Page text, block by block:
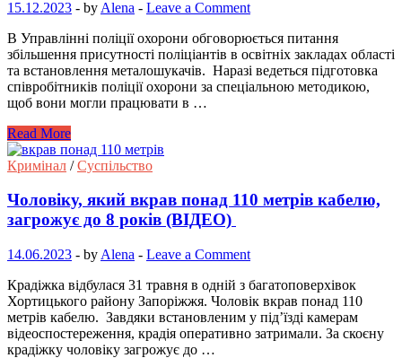
15.12.2023 - by Alena - Leave a Comment
В Управлінні поліції охорони обговорюється питання
збільшення присутності поліціантів в освітніх закладах області
та встановлення металошукачів. Наразі ведеться підготовка
співробітників поліції охорони за спеціальною методикою,
щоб вони могли працювати в …
Read More
Кримінал /Суспільство
Чоловіку, який вкрав понад 110 метрів кабелю,
загрожує до 8 років (ВІДЕО)
14.06.2023 - by Alena - Leave a Comment
Крадіжка відбулася 31 травня в одній з багатоповерхівок
Хортицького району Запоріжжя. Чоловік вкрав понад 110
метрів кабелю. Завдяки встановленим у під’їзді камерам
відеоспостереження, крадія оперативно затримали. За скоєну
крадіжку чоловіку загрожує до …